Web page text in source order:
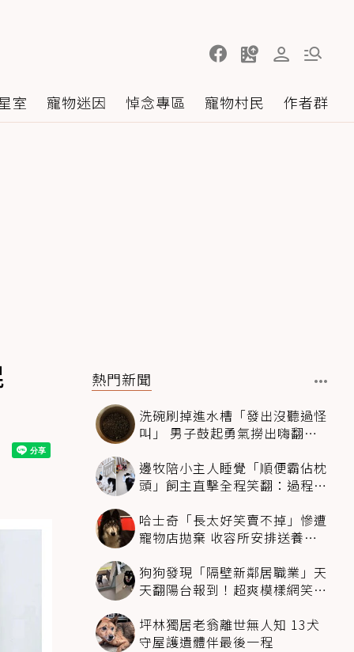
室 寵物迷因 悼念專區 寵物村民 作者群
熱門新聞
洗碗刷掉進水槽「發出沒聽過怪
叫」 男子鼓起勇氣撈出嗨翻：
邊牧陪小主人睡覺「順便霸佔枕
頭」飼主直擊全程笑翻：過程絲
哈士奇「長太好笑賣不掉」慘遭
寵物店拋棄 收容所安排送養活
狗狗發現「隔壁新鄰居職業」天
天翻陽台報到！超爽模樣網笑
坪林獨居老翁離世無人知 13犬
守屋護遺體伴最後一程